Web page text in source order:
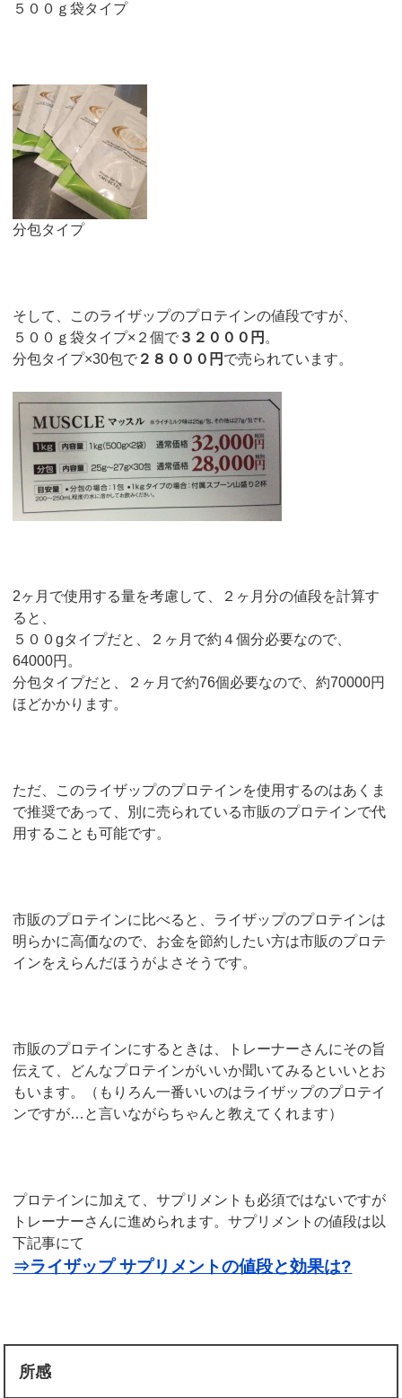
５００ｇ袋タイプ
分包タイプ
そして、このライザップのプロテインの値段ですが、
５００ｇ袋タイプ×２個で ３２０００円 。
分包タイプ×30包で ２８０００円 で売られています。
2ヶ月で使用する量を考慮して、２ヶ月分の値段を計算す
ると、
５００gタイプだと、２ヶ月で約４個分必要なので、
64000円。
分包タイプだと、２ヶ月で約76個必要なので、約70000円
ほどかかります。
ただ、このライザップのプロテインを使用するのはあくま
で推奨であって、別に売られている市販のプロテインで代
用することも可能です。
市販のプロテインに比べると、ライザップのプロテインは
明らかに高価なので、お金を節約したい方は市販のプロテ
インをえらんだほうがよさそうです。
市販のプロテインにするときは、トレーナーさんにその旨
伝えて、どんなプロテインがいいか聞いてみるといいとお
もいます。（もりろん一番いいのはライザップのプロテイ
ンですが…と言いながらちゃんと教えてくれます）
プロテインに加えて、サプリメントも必須ではないですが
トレーナーさんに進められます。サプリメントの値段は以
下記事にて
⇒ライザップ サプリメントの値段と効果は?
所感